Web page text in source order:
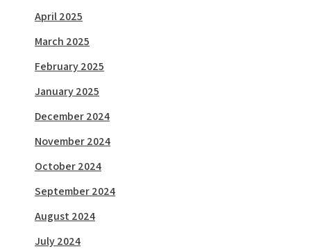
April 2025
March 2025
February 2025
January 2025
December 2024
November 2024
October 2024
September 2024
August 2024
July 2024